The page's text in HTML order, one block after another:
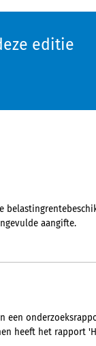
editie
aangifte.
heeft het rapport